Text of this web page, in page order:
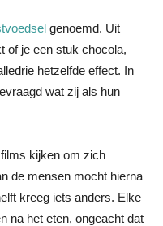
genoemd. Uit
of je een stuk chocola,
hetzelfde effect. In
wat zij als hun
kijken om zich
de mensen mocht hierna
kreeg iets anders. Elke
na het eten, ongeacht dat